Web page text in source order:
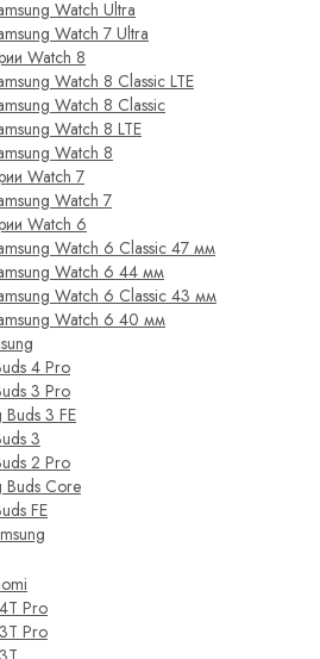
Watch Ultra
Watch 7 Ultra
Watch 8
Watch 8 Classic LTE
Watch 8 Classic
Watch 8 LTE
Watch 8
Watch 7
Watch 7
Watch 6
Watch 6 Classic 47 мм
Watch 6 44 мм
Watch 6 Classic 43 мм
Watch 6 40 мм
4 Pro
3 Pro
Buds 3 FE
3
2 Pro
Buds Core
FE
Pro
Pro